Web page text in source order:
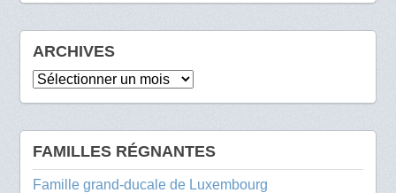
ARCHIVES
Archives
FAMILLES RÉGNANTES
Famille grand-ducale de Luxembourg